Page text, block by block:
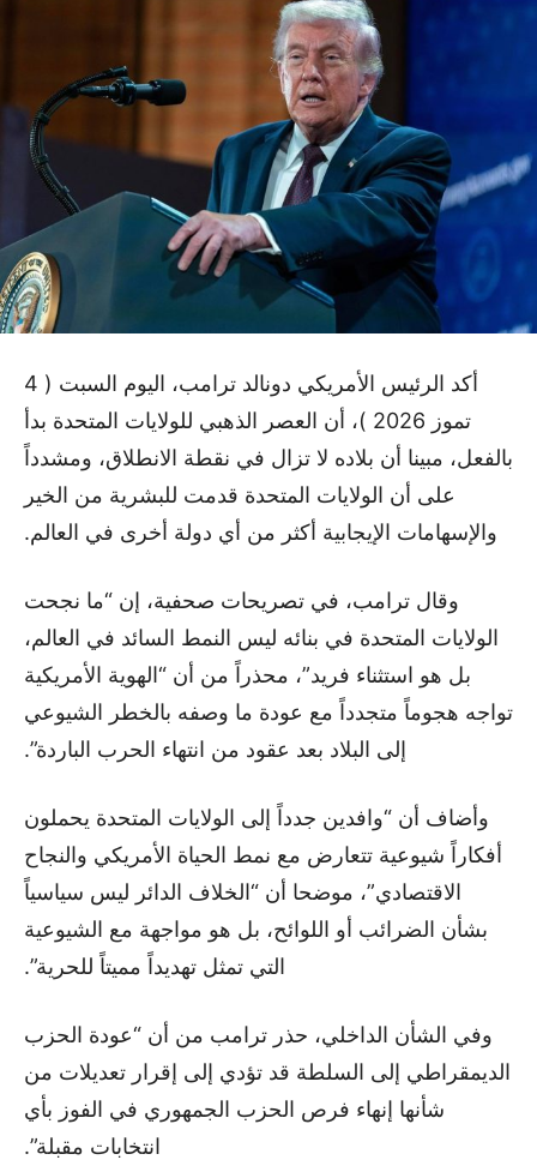
أكد الرئيس الأمريكي دونالد ترامب، اليوم السبت ( 4
تموز 2026 )، أن العصر الذهبي للولايات المتحدة بدأ
بالفعل، مبينا أن بلاده لا تزال في نقطة الانطلاق، ومشدداً
على أن الولايات المتحدة قدمت للبشرية من الخير
والإسهامات الإيجابية أكثر من أي دولة أخرى في العالم.
وقال ترامب، في تصريحات صحفية، إن “ما نجحت
الولايات المتحدة في بنائه ليس النمط السائد في العالم،
بل هو استثناء فريد”، محذراً من أن “الهوية الأمريكية
تواجه هجوماً متجدداً مع عودة ما وصفه بالخطر الشيوعي
إلى البلاد بعد عقود من انتهاء الحرب الباردة”.
وأضاف أن “وافدين جدداً إلى الولايات المتحدة يحملون
أفكاراً شيوعية تتعارض مع نمط الحياة الأمريكي والنجاح
الاقتصادي”، موضحا أن “الخلاف الدائر ليس سياسياً
بشأن الضرائب أو اللوائح، بل هو مواجهة مع الشيوعية
التي تمثل تهديداً مميتاً للحرية”.
وفي الشأن الداخلي، حذر ترامب من أن “عودة الحزب
الديمقراطي إلى السلطة قد تؤدي إلى إقرار تعديلات من
شأنها إنهاء فرص الحزب الجمهوري في الفوز بأي
انتخابات مقبلة”.